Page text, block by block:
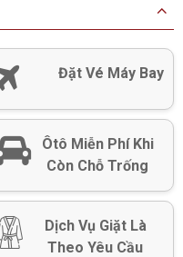
Đặt Vé Máy Bay
Ôtô Miễn Phí Khi
Còn Chỗ Trống
Dịch Vụ Giặt Là
Theo Yêu Cầu